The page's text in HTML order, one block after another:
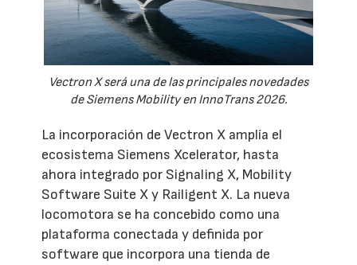
Vectron X será una de las principales novedades
de Siemens Mobility en InnoTrans 2026.
La incorporación de Vectron X amplía el
ecosistema Siemens Xcelerator, hasta
ahora integrado por Signaling X, Mobility
Software Suite X y Railigent X. La nueva
locomotora se ha concebido como una
plataforma conectada y definida por
software que incorpora una tienda de